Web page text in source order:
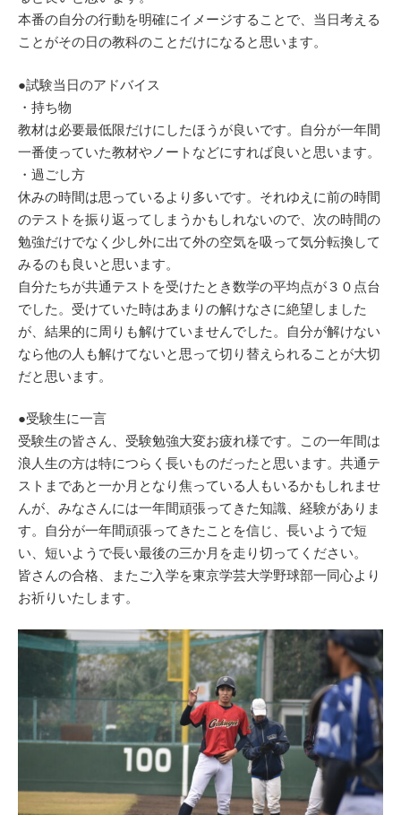
本番の自分の行動を明確にイメージすることで、当日考える
ことがその日の教科のことだけになると思います。
●試験当日のアドバイス
・持ち物
教材は必要最低限だけにしたほうが良いです。自分が一年間
一番使っていた教材やノートなどにすれば良いと思います。
・過ごし方
休みの時間は思っているより多いです。それゆえに前の時間
のテストを振り返ってしまうかもしれないので、次の時間の
勉強だけでなく少し外に出て外の空気を吸って気分転換して
みるのも良いと思います。
自分たちが共通テストを受けたとき数学の平均点が３０点台
でした。受けていた時はあまりの解けなさに絶望しました
が、結果的に周りも解けていませんでした。自分が解けない
なら他の人も解けてないと思って切り替えられることが大切
だと思います。
●受験生に一言
受験生の皆さん、受験勉強大変お疲れ様です。この一年間は
浪人生の方は特につらく長いものだったと思います。共通テ
ストまであと一か月となり焦っている人もいるかもしれませ
んが、みなさんには一年間頑張ってきた知識、経験がありま
す。自分が一年間頑張ってきたことを信じ、長いようで短
い、短いようで長い最後の三か月を走り切ってください。
皆さんの合格、またご入学を東京学芸大学野球部一同心より
お祈りいたします。